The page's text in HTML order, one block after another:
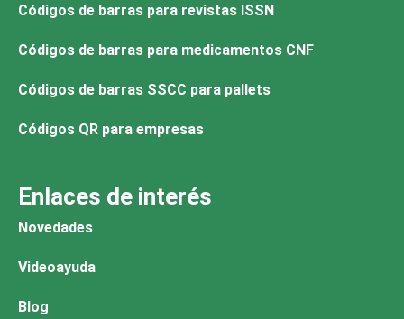
Códigos de barras para revistas ISSN
Códigos de barras para medicamentos CNF
Códigos de barras SSCC para pallets
Códigos QR para empresas
Enlaces de interés
Novedades
Videoayuda
Blog